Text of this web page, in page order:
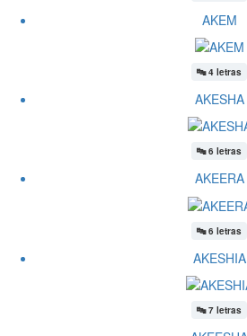
AKEM
🔤4 letras
AKESHA
🔤6 letras
AKEERA
🔤6 letras
AKESHIA
🔤7 letras